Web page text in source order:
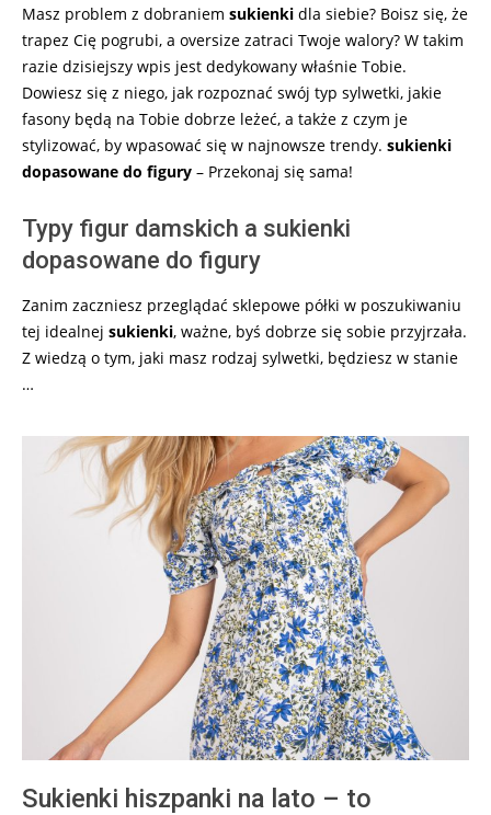
Masz problem z dobraniem sukienki dla siebie? Boisz się, że
trapez Cię pogrubi, a oversize zatraci Twoje walory? W takim
razie dzisiejszy wpis jest dedykowany właśnie Tobie.
Dowiesz się z niego, jak rozpoznać swój typ sylwetki, jakie
fasony będą na Tobie dobrze leżeć, a także z czym je
stylizować, by wpasować się w najnowsze trendy. sukienki
dopasowane do figury – Przekonaj się sama!
Typy figur damskich a sukienki
dopasowane do figury
Zanim zaczniesz przeglądać sklepowe półki w poszukiwaniu
tej idealnej sukienki, ważne, byś dobrze się sobie przyjrzała.
Z wiedzą o tym, jaki masz rodzaj sylwetki, będziesz w stanie
…
Sukienki hiszpanki na lato – to